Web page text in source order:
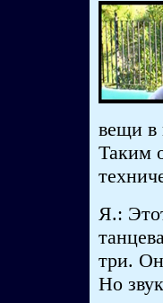
вещи в
Таким
Я.:
три.
Но